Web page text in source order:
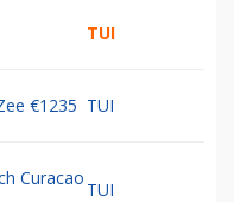
TUI
€1235 TUI
Curacao
TUI